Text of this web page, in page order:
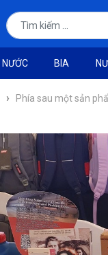
NƯỚC BIA
› Phía sau một sản